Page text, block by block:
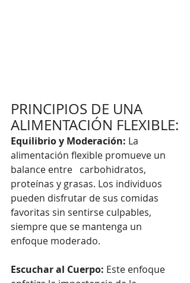
PRINCIPIOS DE UNA
ALIMENTACIÓN FLEXIBLE:
Equilibrio y Moderación: La
alimentación flexible promueve un
balance entre   carbohidratos,
proteínas y grasas. Los individuos
pueden disfrutar de sus comidas
favoritas sin sentirse culpables,
siempre que se mantenga un
enfoque moderado.
Escuchar al Cuerpo: Este enfoque